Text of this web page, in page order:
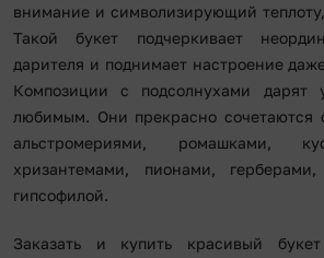
внимание и символизирующий
Такой букет подчеркивает
дарителя и поднимает настроение
Композиции с подсолнухами дарят
любимым. Они прекрасно сочетаются
альстромериями, ромашками,
хризантемами, пионами,
гипсофилой.
Заказать и купить красивый